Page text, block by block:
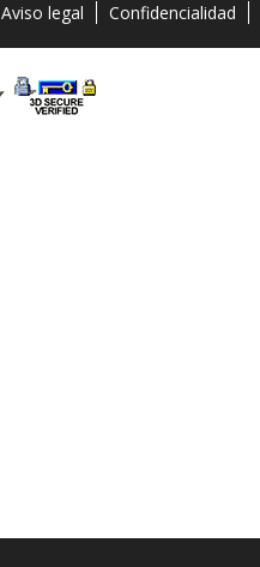
Aviso legal Confidencialidad